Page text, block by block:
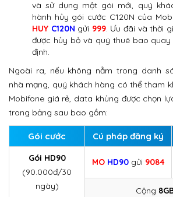
và sử dụng một gói mới, quý
hành hủy gói cước C120N của
HUY C120N gửi 999. Ưu đãi và thời
được hủy bỏ và quý thuê bao
định.
Ngoài ra, nếu không nằm trong danh
nhà mạng, quý khách hàng có thể tham
Mobifone giá rẻ, data khủng được chọn
trong bảng sau bao gồm:
Gói cước Cú pháp đăng ký
Gói HD90
(90.000đ/30
ngày)
MO HD90 gửi 9084
Cộng